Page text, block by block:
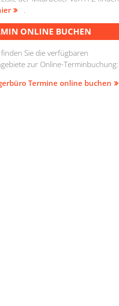
.
ONLINE BUCHEN
Sie die verfügbaren
zur Online-Terminbuchung:
Termine online buchen